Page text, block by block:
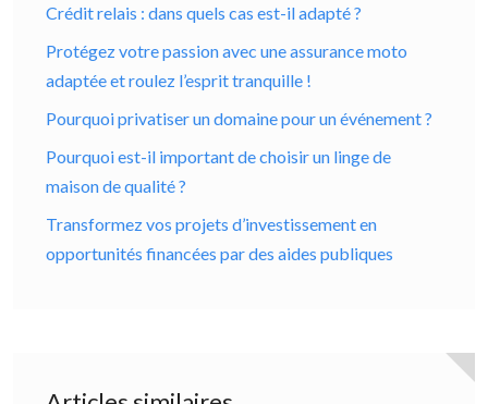
Crédit relais : dans quels cas est-il adapté ?
Protégez votre passion avec une assurance moto
adaptée et roulez l’esprit tranquille !
Pourquoi privatiser un domaine pour un événement ?
Pourquoi est-il important de choisir un linge de
maison de qualité ?
Transformez vos projets d’investissement en
opportunités financées par des aides publiques